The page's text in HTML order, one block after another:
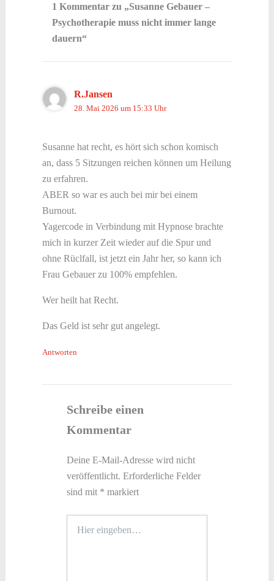
1 Kommentar zu „Susanne Gebauer –
Psychotherapie muss nicht immer lange
dauern“
R.Jansen
28. Mai 2026 um 15:33 Uhr
Susanne hat recht, es hört sich schon komisch
an, dass 5 Sitzungen reichen können um Heilung
zu erfahren.
ABER so war es auch bei mir bei einem
Burnout.
Yagercode in Verbindung mit Hypnose brachte
mich in kurzer Zeit wieder auf die Spur und
ohne Rüclfall, ist jetzt ein Jahr her, so kann ich
Frau Gebauer zu 100% empfehlen.
Wer heilt hat Recht.
Das Geld ist sehr gut angelegt.
Antworten
Schreibe einen
Kommentar
Deine E-Mail-Adresse wird nicht
veröffentlicht. Erforderliche Felder
sind mit * markiert
eingeben…